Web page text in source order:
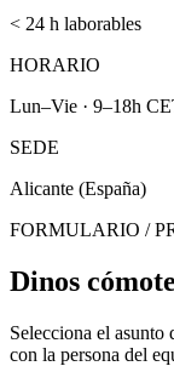
< 24 h laborables
HORARIO
Lun–Vie · 9–18h
SEDE
Alicante (España)
FORMULARIO /
Dinos cómo
Selecciona el asunto
con la persona del